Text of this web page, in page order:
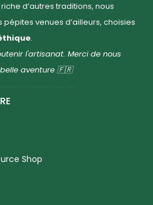
d’autres traditions, nous
venues d’ailleurs, choisies
.
l'artisanat. Merci de nous
aventure 🇫🇷
Shop